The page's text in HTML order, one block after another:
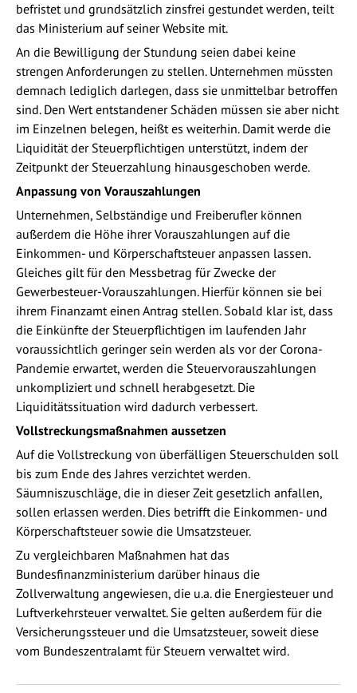
befristet und grundsätzlich zinsfrei gestundet werden, teilt
das Ministerium auf seiner Website mit.
An die Bewilligung der Stundung seien dabei keine
strengen Anforderungen zu stellen. Unternehmen müssten
demnach lediglich darlegen, dass sie unmittelbar betroffen
sind. Den Wert entstandener Schäden müssen sie aber nicht
im Einzelnen belegen, heißt es weiterhin. Damit werde die
Liquidität der Steuerpflichtigen unterstützt, indem der
Zeitpunkt der Steuerzahlung hinausgeschoben werde.
Anpassung von Vorauszahlungen
Unternehmen, Selbständige und Freiberufler können
außerdem die Höhe ihrer Vorauszahlungen auf die
Einkommen- und Körperschaftsteuer anpassen lassen.
Gleiches gilt für den Messbetrag für Zwecke der
Gewerbesteuer-Vorauszahlungen. Hierfür können sie bei
ihrem Finanzamt einen Antrag stellen. Sobald klar ist, dass
die Einkünfte der Steuerpflichtigen im laufenden Jahr
voraussichtlich geringer sein werden als vor der Corona-
Pandemie erwartet, werden die Steuervorauszahlungen
unkompliziert und schnell herabgesetzt. Die
Liquiditätssituation wird dadurch verbessert.
Vollstreckungsmaßnahmen aussetzen
Auf die Vollstreckung von überfälligen Steuerschulden soll
bis zum Ende des Jahres verzichtet werden.
Säumniszuschläge, die in dieser Zeit gesetzlich anfallen,
sollen erlassen werden. Dies betrifft die Einkommen- und
Körperschaftsteuer sowie die Umsatzsteuer.
Zu vergleichbaren Maßnahmen hat das
Bundesfinanzministerium darüber hinaus die
Zollverwaltung angewiesen, die u.a. die Energiesteuer und
Luftverkehrsteuer verwaltet. Sie gelten außerdem für die
Versicherungssteuer und die Umsatzsteuer, soweit diese
vom Bundeszentralamt für Steuern verwaltet wird.